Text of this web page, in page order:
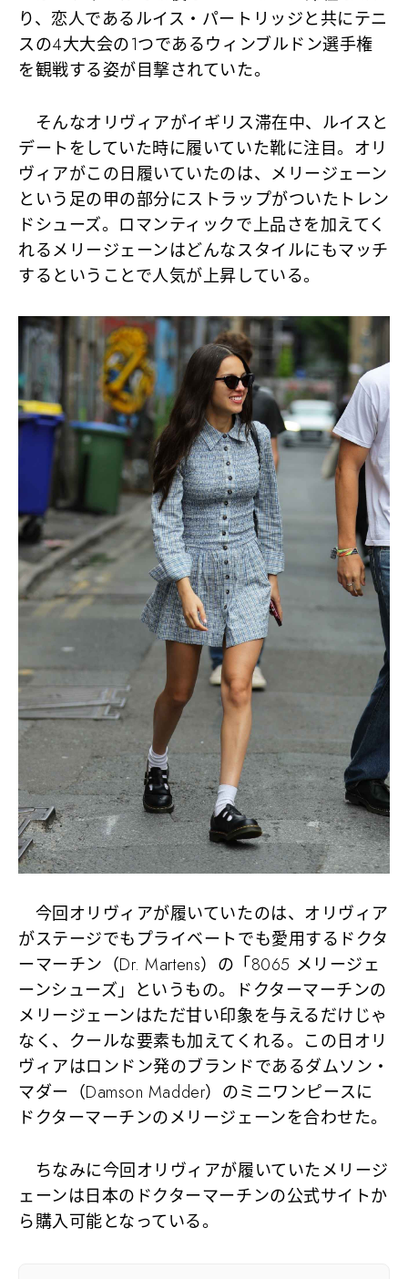
り、恋人であるルイス・パートリッジと共にテニ
スの4大大会の1つであるウィンブルドン選手権
を観戦する姿が目撃されていた。
そんなオリヴィアがイギリス滞在中、ルイスと
デートをしていた時に履いていた靴に注目。オリ
ヴィアがこの日履いていたのは、メリージェーン
という足の甲の部分にストラップがついたトレン
ドシューズ。ロマンティックで上品さを加えてく
れるメリージェーンはどんなスタイルにもマッチ
するということで人気が上昇している。
今回オリヴィアが履いていたのは、オリヴィア
がステージでもプライベートでも愛用するドクタ
ーマーチン（Dr. Martens）の「8065 メリージェ
ーンシューズ」というもの。ドクターマーチンの
メリージェーンはただ甘い印象を与えるだけじゃ
なく、クールな要素も加えてくれる。この日オリ
ヴィアはロンドン発のブランドであるダムソン・
マダー（Damson Madder）のミニワンピースに
ドクターマーチンのメリージェーンを合わせた。
ちなみに今回オリヴィアが履いていたメリージ
ェーンは日本のドクターマーチンの公式サイトか
ら購入可能となっている。